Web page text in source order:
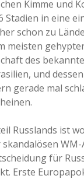
Kimme und
Stadien in eine
schon zu
meisten
des
und dessen
gerade mal
Russlands ist
skandalösen
für
Erste